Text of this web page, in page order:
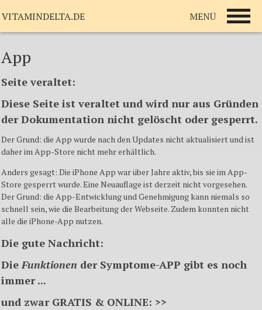
App
Seite veraltet:
Diese Seite ist veraltet und wird nur aus Gründen
der Dokumentation nicht gelöscht oder gesperrt.
Der Grund: die App wurde nach den Updates nicht aktualisiert und ist
daher im App-Store nicht mehr erhältlich.
Anders gesagt: Die iPhone App war über Jahre aktiv, bis sie im App-
Store gesperrt wurde. Eine Neuauflage ist derzeit nicht vorgesehen.
Der Grund: die App-Entwicklung und Genehmigung kann niemals so
schnell sein, wie die Bearbeitung der Webseite. Zudem konnten nicht
alle die iPhone-App nutzen.
Die gute Nachricht:
DieFunktionen der Symptome-APP gibt es noch
immer ...
und zwar GRATIS & ONLINE: >>
VITAMINDELTA.DE MENÜ